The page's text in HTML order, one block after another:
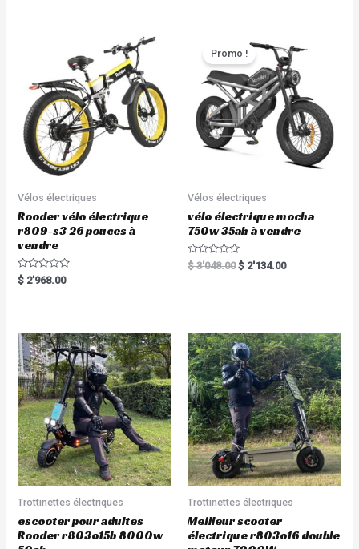
Vélos électriques
Rooder vélo électrique
r809-s3 26 pouces à
vendre
R
a
o
u
t
o
f
5
$ 2'968.00
Promo !
Vélos électriques
vélo électrique mocha
750w 35ah à vendre
R
a
u
t
o
f
5
$3'048.00 $ 2'134.00
Trottinettes électriques
escooter pour adultes
Rooder r803o15b 8000w
Trottinettes électriques
Meilleur scooter
électrique r803o16 double